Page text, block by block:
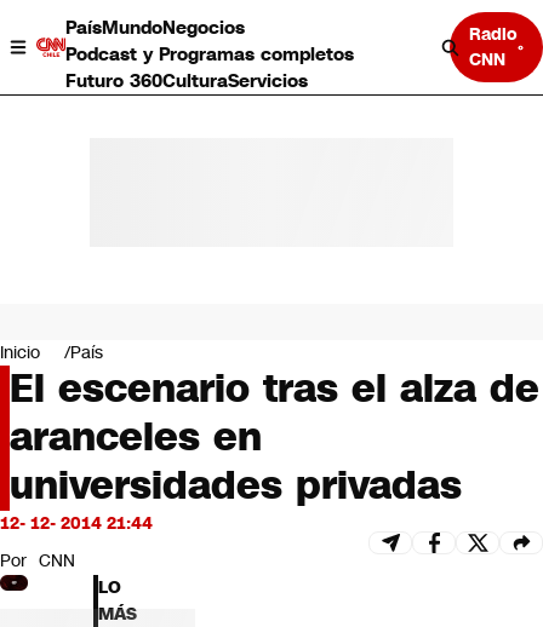
PaísMundoNegocios
Podcast y Programas completos
Futuro 360CulturaServicios
Radio
CNN
Negocios
Deportes
Programas completos
Cultura
Servicios
Bits
CNN tiempo
Futuro 360
Opinión
Inicio País
El escenario tras el alza de
aranceles en
universidades privadas
12- 12- 2014 21:44
Por CNN
LO
MÁS